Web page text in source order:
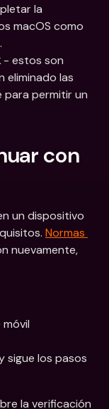
la
macOS como
- estos son
eliminado las
permitir un
con
un dispositivo
Normas
nuevamente,
sigue los pasos